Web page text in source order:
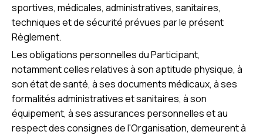
sportives, médicales, administratives, sanitaires,
techniques et de sécurité prévues par le présent
Règlement.
Les obligations personnelles du Participant,
notamment celles relatives à son aptitude physique, à
son état de santé, à ses documents médicaux, à ses
formalités administratives et sanitaires, à son
équipement, à ses assurances personnelles et au
respect des consignes de l'Organisation, demeurent à